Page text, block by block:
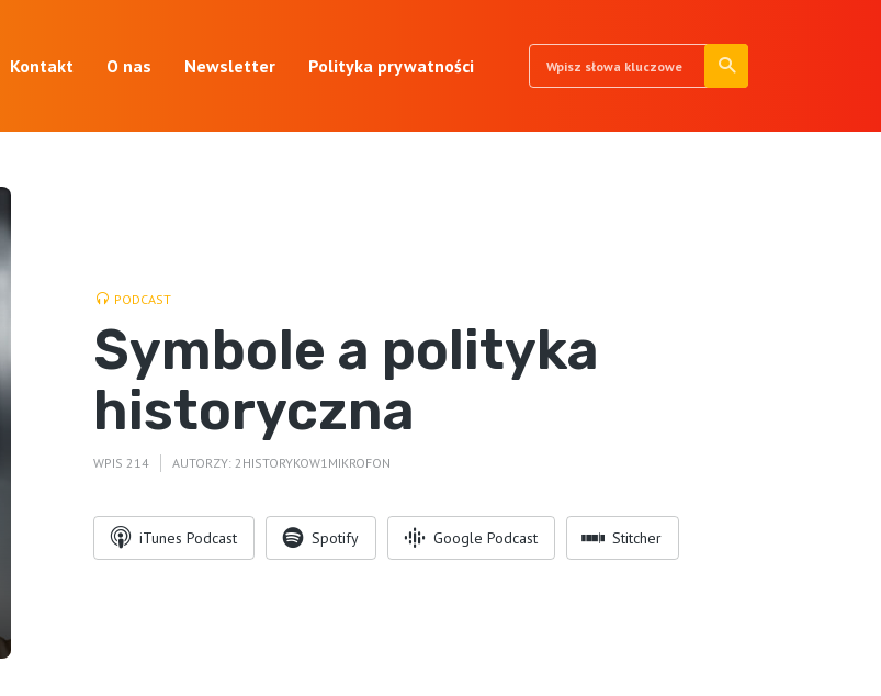
Kontakt O nas Newsletter Polityka prywatności
PODCAST
Symbole a polityka
historyczna
WPIS 214 AUTORZY: 2HISTORYKOW1MIKROFON
iTunes Podcast Spotify Google Podcast Stitcher